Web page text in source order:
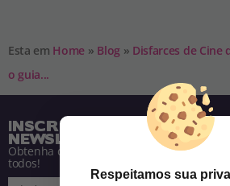
Esta em Home » Blog » Disfarces de Cine
o guia...
INSCREVA-SE NA NOSSA
NEWSLETTER
Obtenha descontos e saiba de tudo antes
todos!
Respeitamos sua